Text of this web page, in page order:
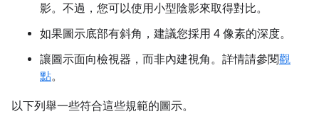
影。不過，您可以使用小型陰影來取得對比。
如果圖示底部有斜角，建議您採用 4 像素的深度。
讓圖示面向檢視器，而非內建視角。詳情請參閱觀
點。
以下列舉一些符合這些規範的圖示。